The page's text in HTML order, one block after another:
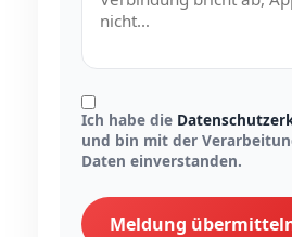
Ich habe die
und bin mit der
Daten einverstanden.
Meldung